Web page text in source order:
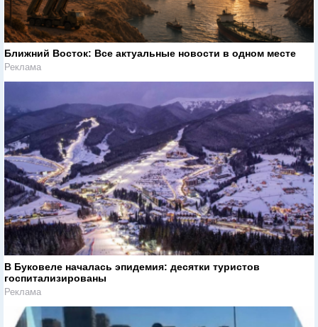
Ближний Восток: Все актуальные новости в одном месте
Реклама
В Буковеле началась эпидемия: десятки туристов
госпитализированы
Реклама